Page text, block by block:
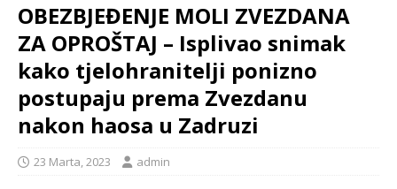
OBEZBJEĐENJE MOLI ZVEZDANA
ZA OPROŠTAJ – Isplivao snimak
kako tjelohranitelji ponizno
postupaju prema Zvezdanu
nakon haosa u Zadruzi
23 Marta, 2023 admin